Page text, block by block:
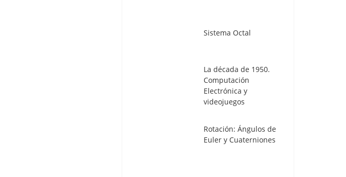
Sistema Octal
La década de 1950.
Computación
Electrónica y
videojuegos
Rotación: Ángulos de
Euler y Cuaterniones